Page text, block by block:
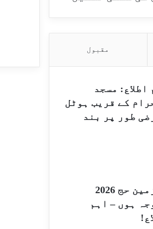
مقبول
اطلاع: مسجد
کے قریب ہوٹل
طور پر بند
عازمین حج 2026
ہوں – اہم